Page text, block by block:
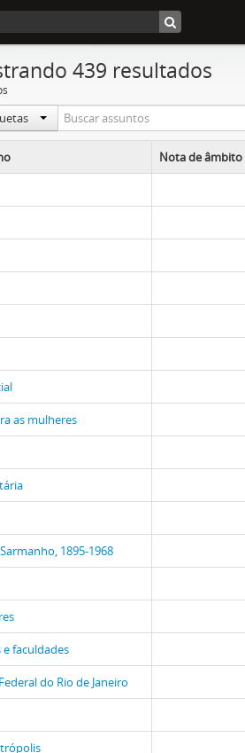
439 resultados
Nota de âmbito
as mulheres
1895-1968
faculdades
do Rio de Janeiro